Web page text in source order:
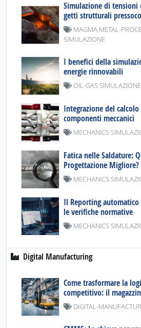
Simulazione di tensioni
getti strutturali
MAGMA METAL-
SIMULAZIONE
I benefici della
energie rinnovabili
OIL-GAS SIMULAZIONE
Integrazione del
componenti meccanici
MECHANICS
Fatica nelle Saldature:
Progettazione Migliore?
MECHANICS
Il Reporting
le verifiche normative
MECHANICS
Digital Manufacturing
Come trasformare la
competitivo: il
DIGITAL-